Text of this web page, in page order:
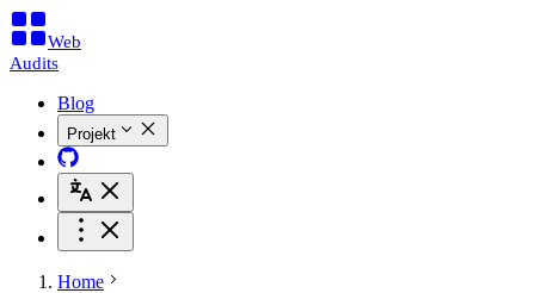
Web
Audits
Blog
Projekt
Home